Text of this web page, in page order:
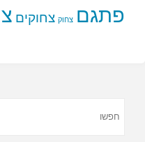
פתגם צחוק צחוקים